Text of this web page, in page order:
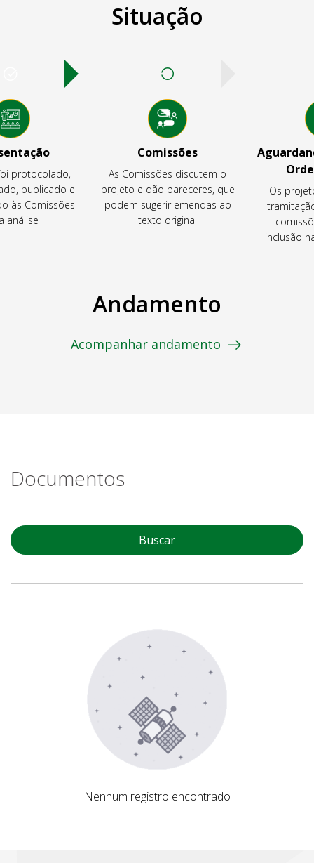
Situação
protocolado,
publicado e
às Comissões
análise
Comissões
As Comissões discutem o
projeto e dão pareceres, que
podem sugerir emendas ao
texto original
Os
inclusão
Andamento
Acompanhar andamento
Documentos
Buscar
Nenhum registro encontrado
Nenhum registro encontrado